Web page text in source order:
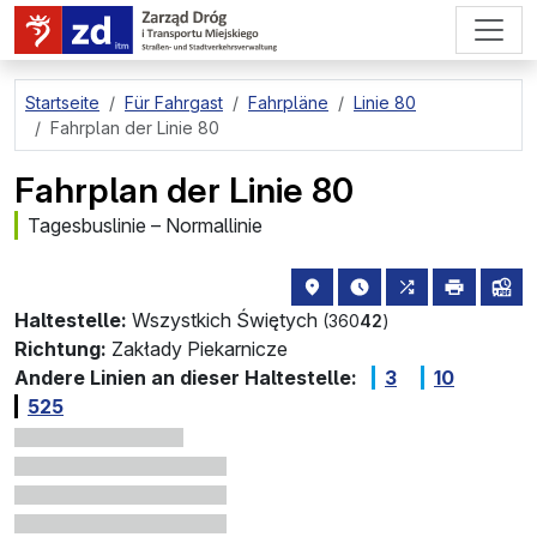
zum Hauptinhalt springen
Startseite Für Fahrgast Fahrpläne
Linie 80
Fahrplan der Linie 80
Fahrplan der Linie 80
Tagesbuslinie – Normallinie
Haltestelle: Wszystkich Świętych (36042)
Haltestellenstandort auf
die nächsten
alle Linien,
drucken
Richtung: Zakłady Piekarnicze
Andere Linien an dieser Haltestelle:
3
10
525